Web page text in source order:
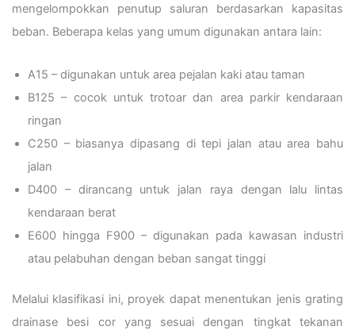
mengelompokkan penutup saluran berdasarkan kapasitas
beban. Beberapa kelas yang umum digunakan antara lain:
A15 – digunakan untuk area pejalan kaki atau taman
B125 – cocok untuk trotoar dan area parkir kendaraan
ringan
C250 – biasanya dipasang di tepi jalan atau area bahu
jalan
D400 – dirancang untuk jalan raya dengan lalu lintas
kendaraan berat
E600 hingga F900 – digunakan pada kawasan industri
atau pelabuhan dengan beban sangat tinggi
Melalui klasifikasi ini, proyek dapat menentukan jenis grating
drainase besi cor yang sesuai dengan tingkat tekanan